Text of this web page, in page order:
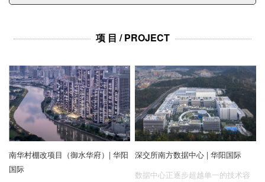
项 目 / PROJECT
南华村棚改项目（御水华府）| 华阳
国际
深交所南方数据中心 | 华阳国际
数据中心正逐步超越单一的技术容